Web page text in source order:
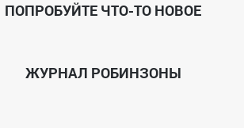
ПОПРОБУЙТЕ ЧТО-ТО НОВОЕ
ЖУРНАЛ РОБИНЗОНЫ